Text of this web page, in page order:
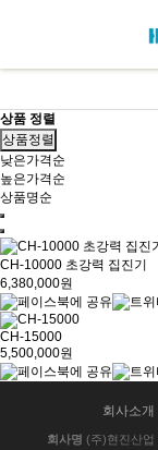
상품 정렬
상품정렬
낮은가격순
높은가격순
상품명순
CH-10000 초강력 집진기
6,380,000원
CH-15000
5,500,000원
회사소개
회사명 (주)현진산업